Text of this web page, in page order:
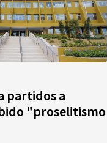
partidos a
"proselitismo